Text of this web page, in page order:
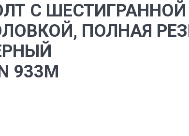
ЯКОРЯ, КРЕПЕЖИ
ЛЕНТЫ, ГВОЗДИ
С ШЕСТИГРАННОЙ
ПОЛНАЯ
933M